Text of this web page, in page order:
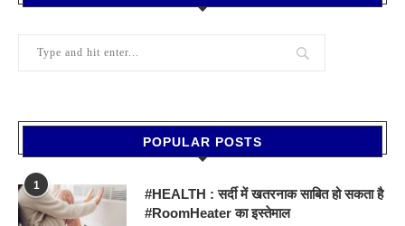
POPULAR POSTS
1
#HEALTH : सर्दी में खतरनाक साबित हो सकता है
#RoomHeater का इस्तेमाल